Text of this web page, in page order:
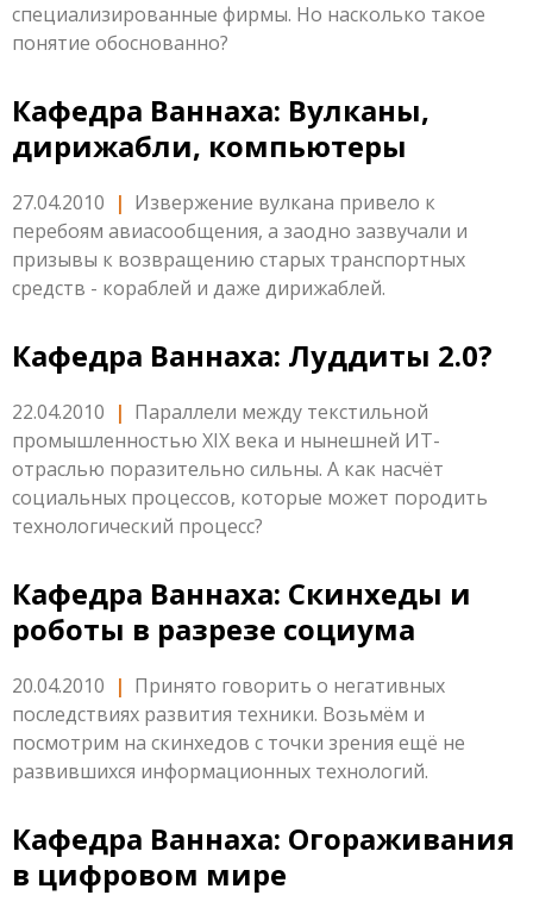
специализированные фирмы. Но насколько такое
понятие обоснованно?
Кафедра Ваннаха: Вулканы,
дирижабли, компьютеры
27.04.2010 | Извержение вулкана привело к
перебоям авиасообщения, а заодно зазвучали и
призывы к возвращению старых транспортных
средств - кораблей и даже дирижаблей.
Кафедра Ваннаха: Луддиты 2.0?
22.04.2010 | Параллели между текстильной
промышленностью XIX века и нынешней ИТ-
отраслью поразительно сильны. А как насчёт
социальных процессов, которые может породить
технологический процесс?
Кафедра Ваннаха: Скинхеды и
роботы в разрезе социума
20.04.2010 | Принято говорить о негативных
последствиях развития техники. Возьмём и
посмотрим на скинхедов с точки зрения ещё не
развившихся информационных технологий.
Кафедра Ваннаха: Огораживания
в цифровом мире